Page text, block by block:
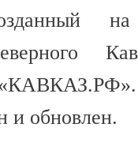
и обновлен.